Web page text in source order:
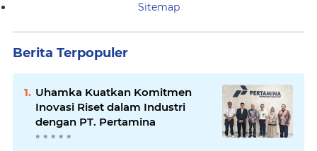
Sitemap
Berita Terpopuler
Uhamka Kuatkan Komitmen
Inovasi Riset dalam Industri
dengan PT. Pertamina